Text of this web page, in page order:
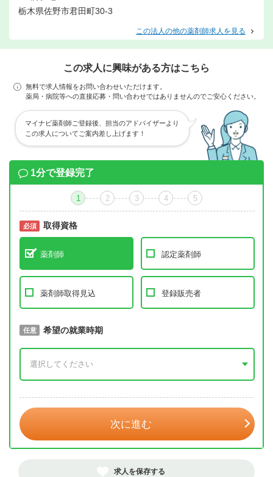
栃木県佐野市君田町30-3
この法人の他の薬剤師求人を見る
この求人に興味がある方はこちら
無料で求人情報をお問い合わせいただけます。
薬局・病院等への直接応募・問い合わせではありませんのでご安心ください。
マイナビ薬剤師ご登録後、担当のアドバイザーより
この求人についてご案内差し上げます！
1分で登録完了
1 2 3 4 5
必須 取得資格
薬剤師 認定薬剤師
薬剤師取得見込 登録販売者
必須 取得予定年
任意 希望の就業時期
次に進む
求人を保存する